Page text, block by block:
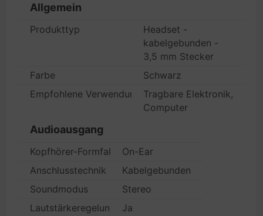
Allgemein
Produkttyp
Headset -
kabelgebunden -
3,5 mm Stecker
Farbe
Schwarz
Empfohlene Verwendung
Tragbare Elektronik,
Computer
Audioausgang
Kopfhörer-FormfaktorOn-Ear
Anschlusstechnik
Kabelgebunden
Soundmodus
Stereo
Lautstärkeregelung im Kabel
Ja